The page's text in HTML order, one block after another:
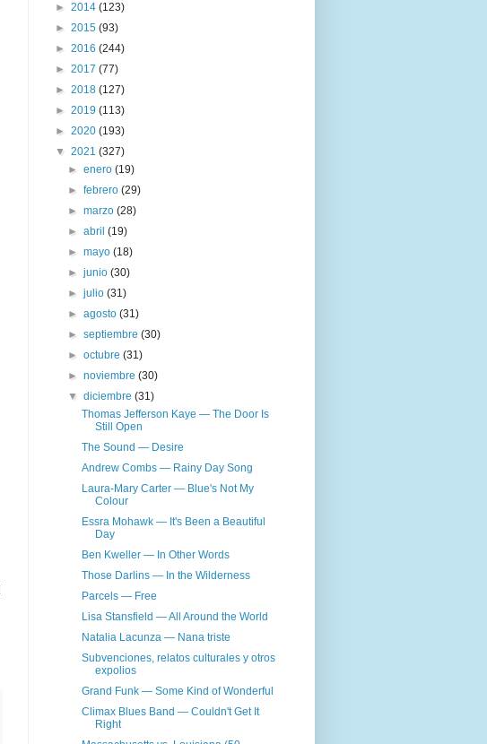
► 2014 (123)
► 2015 (93)
► 2016 (244)
► 2017 (77)
► 2018 (127)
► 2019 (113)
► 2020 (193)
▼ 2021 (327)
►enero(19)
►febrero(29)
►marzo(28)
►abril(19)
►mayo(18)
►junio(30)
►julio(31)
►agosto(31)
►septiembre(30)
►octubre(31)
►noviembre(30)
▼diciembre(31)
Thomas Jefferson Kaye — The Door Is
Still Open
The Sound — Desire
Andrew Combs — Rainy Day Song
Laura-Mary Carter — Blue's Not My
Colour
Essra Mohawk — It's Been a Beautiful
Day
Ben Kweller — In Other Words
Those Darlins — In the Wilderness
Parcels — Free
Lisa Stansfield — All Around the World
Natalia Lacunza — Nana triste
Subvenciones, relatos culturales y otros
expolios
Grand Funk — Some Kind of Wonderful
Climax Blues Band — Couldn't Get It
Right